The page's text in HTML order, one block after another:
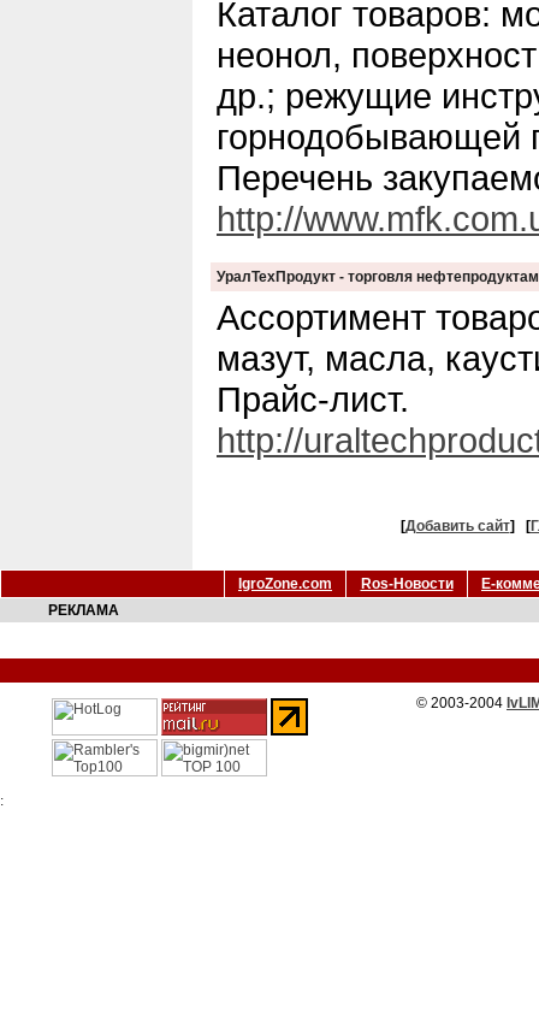
Каталог товаров:
неонол,
др.; режущие
горнодобывающей
Перечень
http://
УралТехПродукт - торговля
Ассортимент
мазут, масла,
Прайс-лист.
http://
[Добавить сайт] [
IgroZone.com Ros-Новости
Е-
РЕКЛАМА
© 2003-2004
: